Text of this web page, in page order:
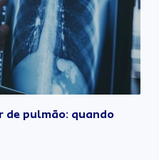
de pulmão: quando